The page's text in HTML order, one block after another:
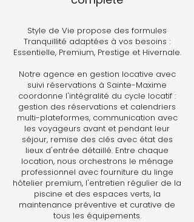
Style de Vie propose des formules
Tranquillité adaptées à vos besoins :
Essentielle, Premium, Prestige et Hivernale.
Notre agence en gestion locative avec
suivi réservations à Sainte-Maxime
coordonne l'intégralité du cycle locatif :
gestion des réservations et calendriers
multi-plateformes, communication avec
les voyageurs avant et pendant leur
séjour, remise des clés avec état des
lieux d'entrée détaillé. Entre chaque
location, nous orchestrons le ménage
professionnel avec fourniture du linge
hôtelier premium, l'entretien régulier de la
piscine et des espaces verts, la
maintenance préventive et curative de
tous les équipements.